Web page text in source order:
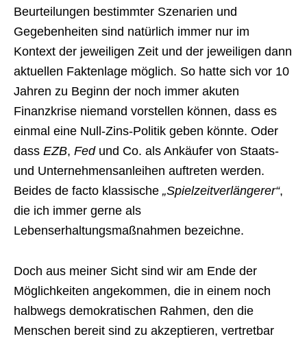
Beurteilungen bestimmter Szenarien und
Gegebenheiten sind natürlich immer nur im
Kontext der jeweiligen Zeit und der jeweiligen dann
aktuellen Faktenlage möglich. So hatte sich vor 10
Jahren zu Beginn der noch immer akuten
Finanzkrise niemand vorstellen können, dass es
einmal eine Null-Zins-Politik geben könnte. Oder
dass EZB, Fedund Co. als Ankäufer von Staats-
und Unternehmensanleihen auftreten werden.
Beides de facto klassische „Spielzeitverlängerer“,
die ich immer gerne als
Lebenserhaltungsmaßnahmen bezeichne.
Doch aus meiner Sicht sind wir am Ende der
Möglichkeiten angekommen, die in einem noch
halbwegs demokratischen Rahmen, den die
Menschen bereit sind zu akzeptieren, vertretbar